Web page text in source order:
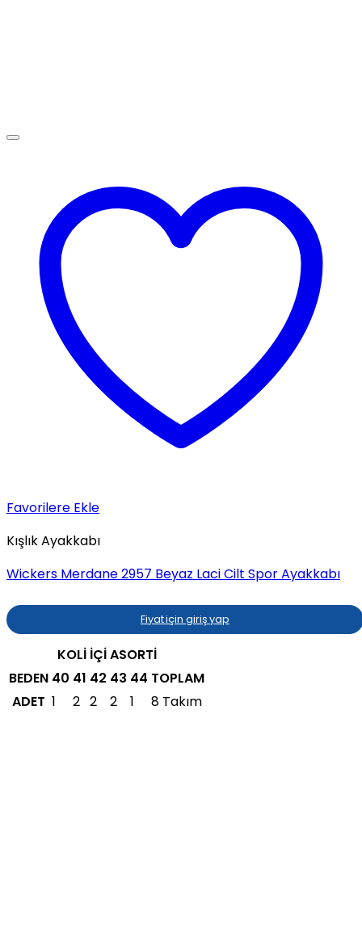
Favorilere Ekle
Kışlık Ayakkabı
Wickers Merdane 2957 Beyaz Laci Cilt Spor Ayakkabı
Fiyat için giriş yap
KOLİ İÇİ ASORTİ
BEDEN 40 41 42 43 44 TOPLAM
ADET 1 2 2 2 1 8 Takım